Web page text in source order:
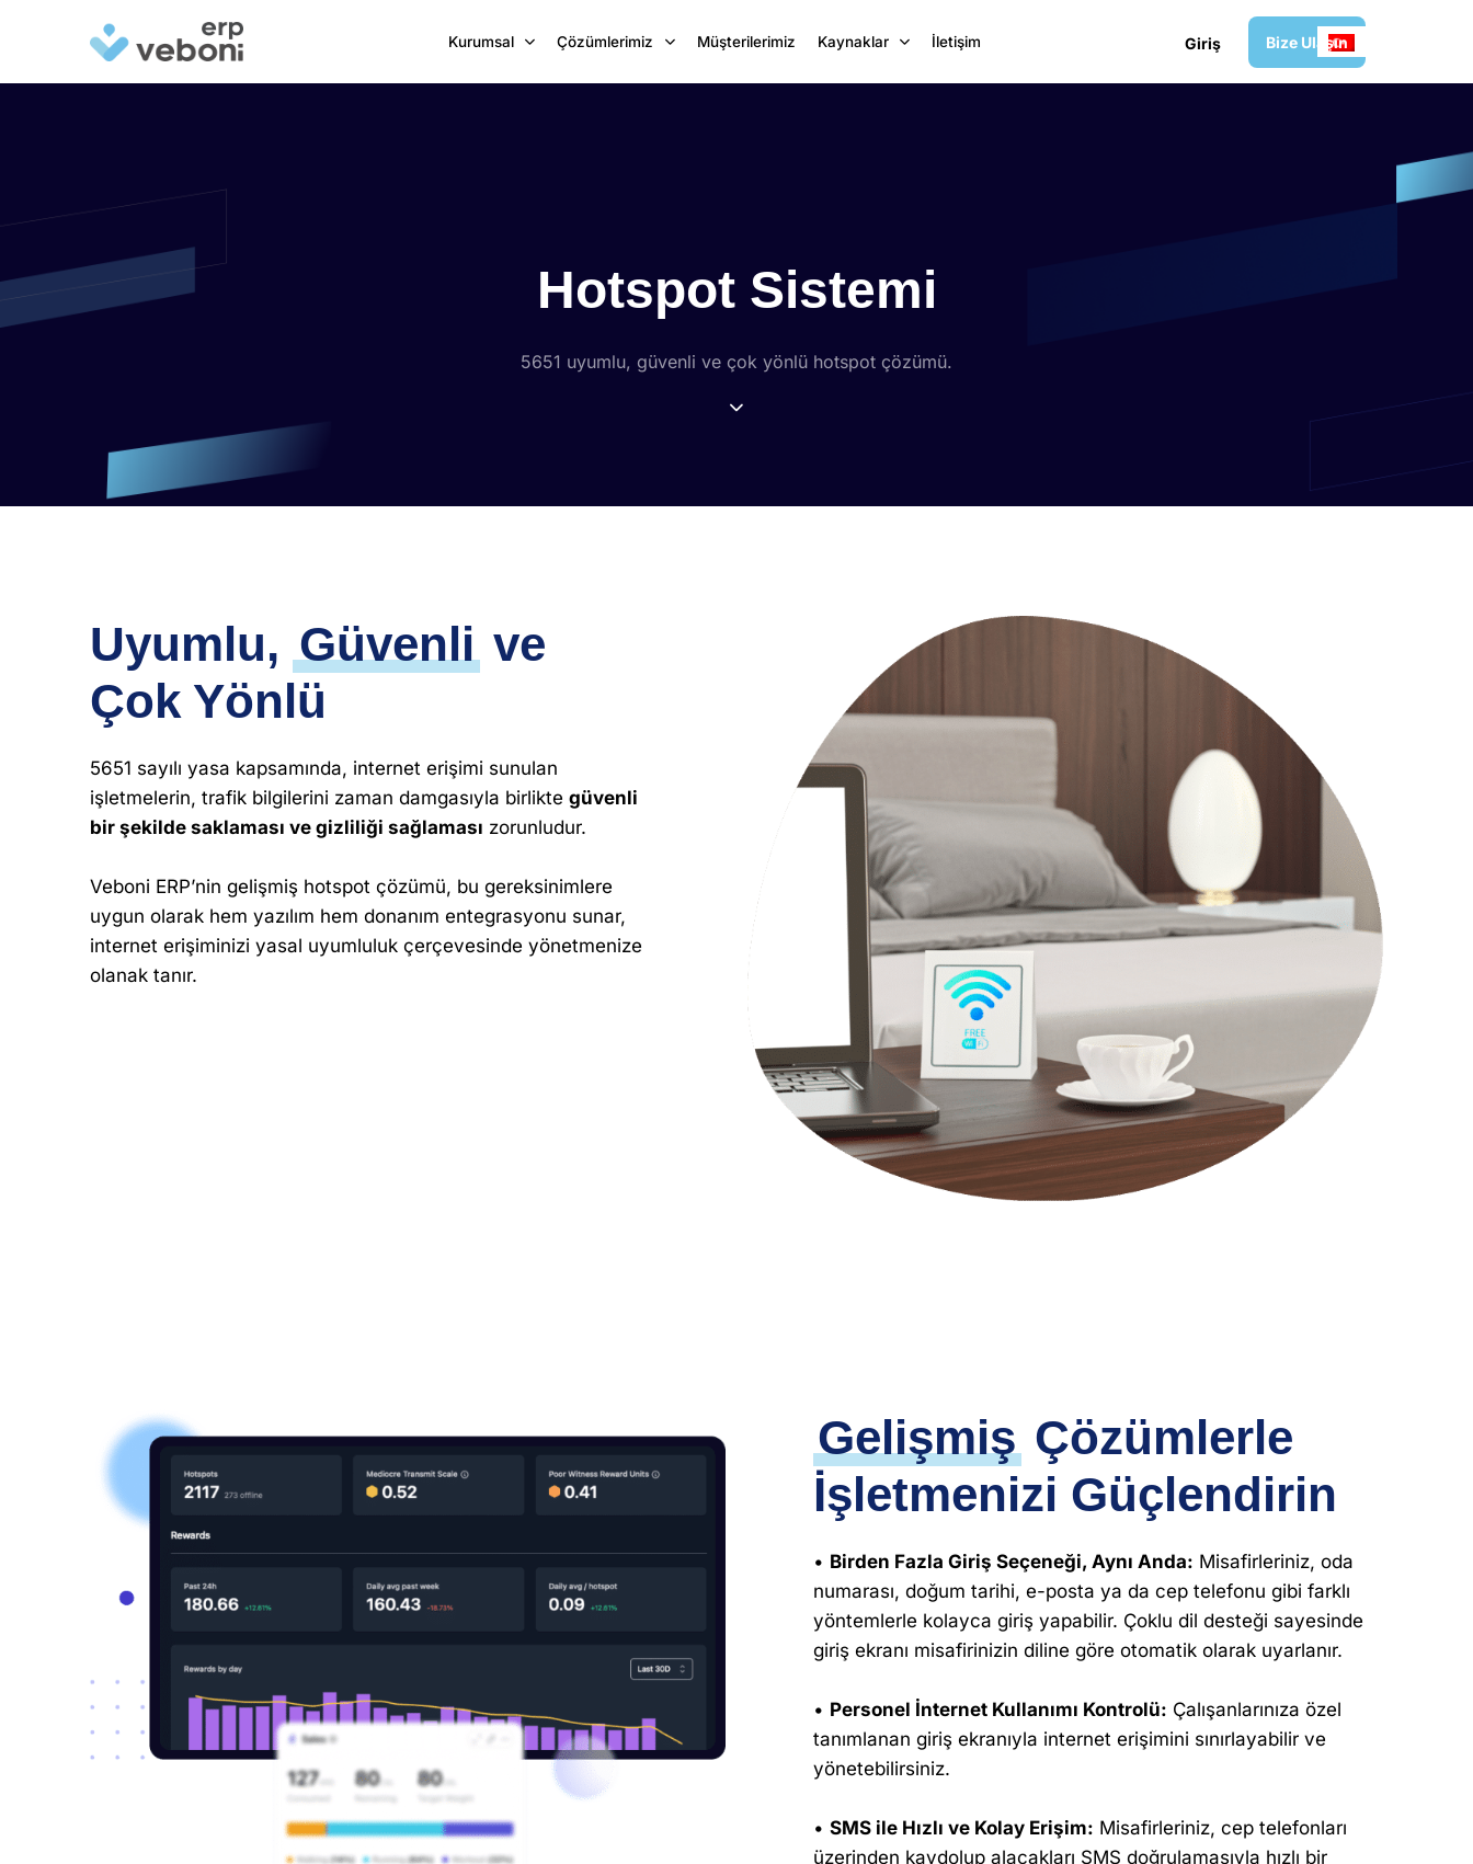
Kurumsal Çözümlerimiz Müşterilerimiz Kaynaklar İletişim Giriş Bize Ula şın
Hotspot Sistemi
5651 uyumlu, güvenli ve çok yönlü hotspot çözümü.
Uyumlu, Güvenli ve
Çok Yönlü
5651 sayılı yasa kapsamında, internet erişimi sunulan
işletmelerin, trafik bilgilerini zaman damgasıyla birlikte güvenli
bir şekilde saklaması ve gizliliği sağlaması zorunludur.
Veboni ERP’nin gelişmiş hotspot çözümü, bu gereksinimlere
uygun olarak hem yazılım hem donanım entegrasyonu sunar,
internet erişiminizi yasal uyumluluk çerçevesinde yönetmenize
olanak tanır.
Gelişmiş Çözümlerle
İşletmenizi Güçlendirin
• Birden Fazla Giriş Seçeneği, Aynı Anda: Misafirleriniz, oda
numarası, doğum tarihi, e-posta ya da cep telefonu gibi farklı
yöntemlerle kolayca giriş yapabilir. Çoklu dil desteği sayesinde
giriş ekranı misafirinizin diline göre otomatik olarak uyarlanır.
• Personel İnternet Kullanımı Kontrolü: Çalışanlarınıza özel
tanımlanan giriş ekranıyla internet erişimini sınırlayabilir ve
yönetebilirsiniz.
• SMS ile Hızlı ve Kolay Erişim: Misafirleriniz, cep telefonları
üzerinden kaydolup alacakları SMS doğrulamasıyla hızlı bir